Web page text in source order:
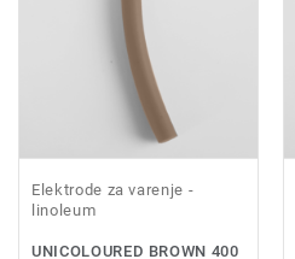
Elektrode za varenje -
linoleum
UNICOLOURED BROWN 400